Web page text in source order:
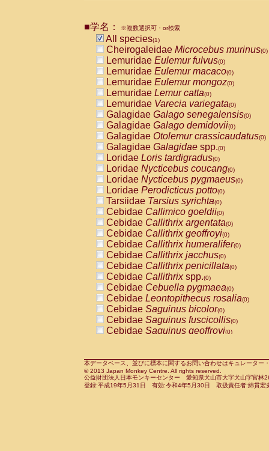
CebidaeCebus nigrivittatus
CebidaeCebus
CebidaeSaimiri boliviensis(0)
CebidaeSaimiri sciureus(0)
AtelidaeAlouatta caraya(0)
AtelidaeAlouatta fusca(0)
AtelidaeAlouatta seniculus
AtelidaeAlouattaspp.(0)
AtelidaeAteles belzebuth(0)
AtelidaeAteles geoffroyi(0)
AtelidaeAteles paniscus(0)
AtelidaeAtelesspp.(0)
Atelidae Lagothrix lagothricha
AtelidaeLagothrix lagothricha cana
PitheciidaeCacajao calvus
PitheciidaeCallicebus cupreus
PitheciidaeCallicebus donacophilus
PitheciidaeCallicebus moloch
PitheciidaeCallicebus torquatus
PitheciidaeCallicebusspp.(0)
PitheciidaeChiropotes satanas(0)
PitheciidaePithecia monachus
PitheciidaePithecia pithecia(0)
CercopithecidaeCercocebus agilis
CercopithecidaeCercocebus
CercopithecidaeCercocebus
CercopithecidaeCercocebus
CercopithecidaeCercocebus
CercopithecidaeCercocebushybrid
CercopithecidaePapio anubis(0)
CercopithecidaePapio cynocephalus
CercopithecidaePapio hamadryas(0)
■学名： ※複数選択可・or検索
All species(1)
Cheirogaleidae Microcebus murinus(0)
Lemuridae Eulemur fulvus(0)
Lemuridae Eulemur macaco(0)
Lemuridae Eulemur mongoz(0)
Lemuridae Lemur catta(0)
Lemuridae Varecia variegata(0)
Galagidae Galago senegalensis(0)
Galagidae Galago demidovii(0)
Galagidae Otolemur crassicaudatus(0)
Galagidae Galagidae spp.(0)
Loridae Loris tardigradus(0)
Loridae Nycticebus coucang(0)
Loridae Nycticebus pygmaeus(0)
Loridae Perodicticus potto(0)
Tarsiidae Tarsius syrichta(0)
Cebidae Callimico goeldii(0)
Cebidae Callithrix argentata(0)
Cebidae Callithrix geoffroyi(0)
Cebidae Callithrix humeralifer(0)
Cebidae Callithrix jacchus(0)
Cebidae Callithrix penicillata(0)
Cebidae Callithrixspp.(0)
Cebidae Cebuella pygmaea(0)
Cebidae Leontopithecus rosalia(0)
Cebidae Saguinus bicolor(0)
Cebidae Saguinus fuscicollis(0)
Cebidae Saguinus geoffroyi(0)
CebidaeSaguinus leucopus(0)
CebidaeSaguinus midas(0)
Cebidae Saguinus mystax(0)
本データベース、並びに標本に関するお問い合わせはキュレータ
© 2013 Japan Monkey Centre. All rights reserved.
公益財団法人日本モンキーセンター 愛知県犬山市大字犬山字官
登録:平成19年5月31日 有効:令和4年5月30日 取扱責任者:綿貫宏